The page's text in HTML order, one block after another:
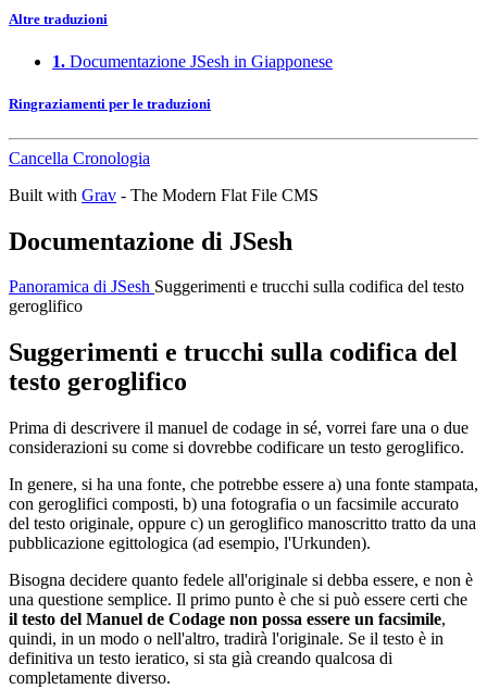
Altre traduzioni
1. Documentazione JSesh in Giapponese
Ringraziamenti per le traduzioni
Cancella Cronologia
Built with Grav - The Modern Flat File CMS
Documentazione di JSesh
Panoramica di JSesh Suggerimenti e trucchi sulla codifica del testo
geroglifico
Suggerimenti e trucchi sulla codifica del
testo geroglifico
Prima di descrivere il manuel de codage in sé, vorrei fare una o due
considerazioni su come si dovrebbe codificare un testo geroglifico.
In genere, si ha una fonte, che potrebbe essere a) una fonte stampata,
con geroglifici composti, b) una fotografia o un facsimile accurato
del testo originale, oppure c) un geroglifico manoscritto tratto da una
pubblicazione egittologica (ad esempio, l'Urkunden).
Bisogna decidere quanto fedele all'originale si debba essere, e non è
una questione semplice. Il primo punto è che si può essere certi che
il testo del Manuel de Codage non possa essere un facsimile,
quindi, in un modo o nell'altro, tradirà l'originale. Se il testo è in
definitiva un testo ieratico, si sta già creando qualcosa di
completamente diverso.